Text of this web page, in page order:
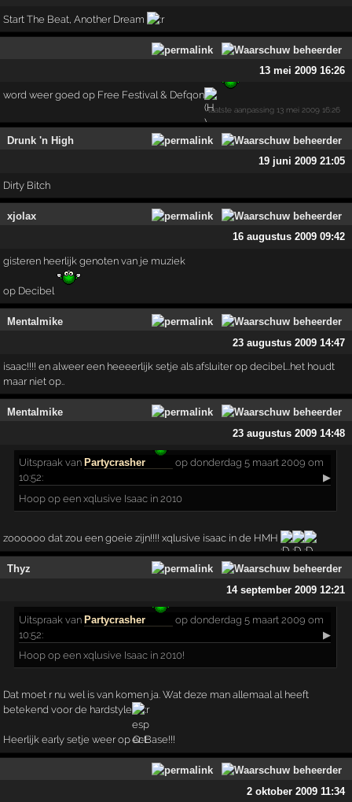
Start The Beat, Another Dream
13 mei 2009 16:26
word weer goed op Free Festival & Defqon
laatste aanpassing13 mei 2009 16:26
Drunk 'n High
19 juni 2009 21:05
Dirty Bitch
xjolax
16 augustus 2009 09:42
gisteren heerlijk genoten van je muziek
op Decibel
Mentalmike
23 augustus 2009 14:47
isaac!!!! en alweer een heeeerlijk setje als afsluiter op decibel...het houdt
maar niet op..
Mentalmike
23 augustus 2009 14:48
Uitspraak van Partycrasher
op donderdag 5 maart 2009 om
10:52:
▶
Hoop op een xqlusive Isaac in 2010
zoooooo dat zou een goeie zijn!!!! xqlusive isaac in de HMH
Thyz
14 september 2009 12:21
Uitspraak vanPartycrasher
op donderdag 5 maart 2009 om
10:52:
▶
Hoop op een xqlusive Isaac in 2010!
Dat moet r nu wel is van komen ja. Wat deze man allemaal al heeft
betekend voor de hardstyle
Heerlijk early setje weer op Q-Base!!!
2 oktober 2009 11:34